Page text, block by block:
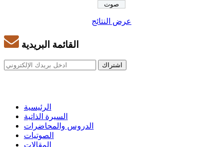
عرض النتائج
القائمة البريدية
الرئيسية
السيرة الذاتية
الدروس والمحاضرات
الصوتيات
المقالات